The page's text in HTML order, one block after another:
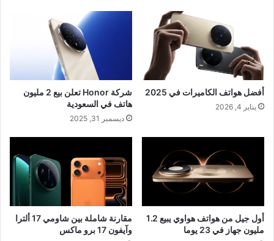
أفضل هواتف الكاميرات في 2025
يناير 4, 2026
شركة Honor تعلن بيع 2 مليون
هاتف في السعودية
ديسمبر 31, 2025
أول جيل من هواتف هواوي يبيع 1.2
مليون جهاز في 23 يوما
مقارنة شاملة بين شاومي 17 ألترا
وآيفون 17 برو ماكس